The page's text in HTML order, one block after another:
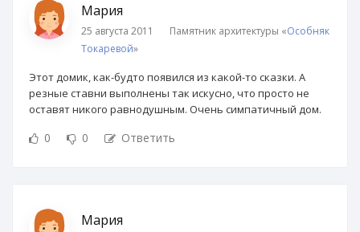
Мария
25 августа 2011 Памятник архитектуры «Особняк
Токаревой»
Этот домик, как-будто появился из какой-то сказки. А
резные ставни выполнены так искусно, что просто не
оставят никого равнодушным. Очень симпатичный дом.
0 0 Ответить
Мария